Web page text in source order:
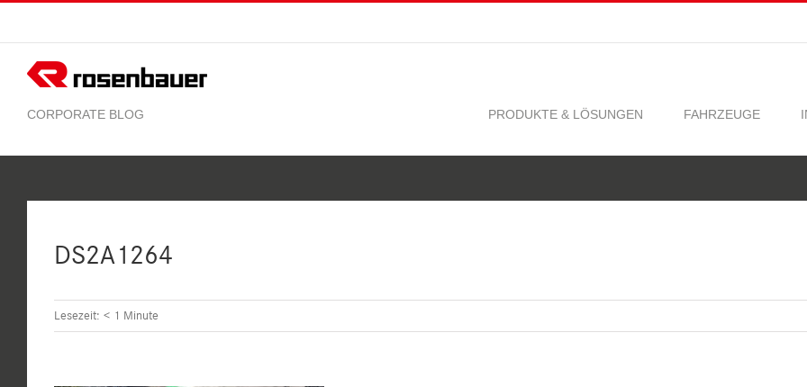
springen
PRODUKTE & LÖSUNGEN FAHRZEUGE
DS2A1264
Lesezeit: < 1 Minute